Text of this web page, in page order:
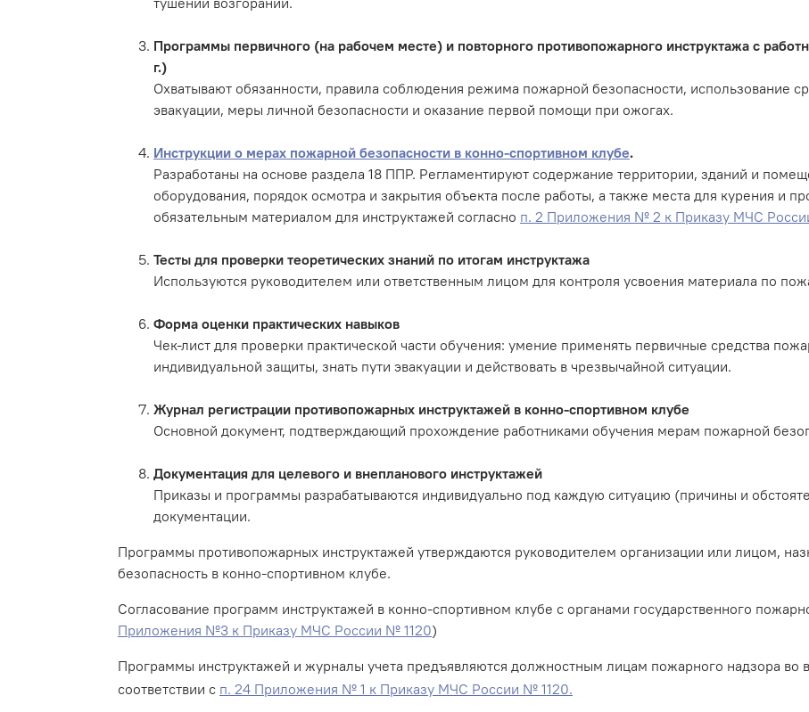
Программы первичного (на рабочем месте) и повторного противопожарного инструктажа с
г.)
Охватывают обязанности, правила соблюдения режима пожарной безопасности, использование
эвакуации, меры личной безопасности и оказание первой помощи при ожогах.
Инструкции о мерах пожарной безопасности в конно-спортивном клубе.
Разработаны на основе раздела 18 ППР. Регламентируют содержание территории, зданий и
оборудования, порядок осмотра и закрытия объекта после работы, а также места для курения и
обязательным материалом для инструктажей согласно п. 2 Приложения № 2 к Приказу МЧС
Тесты для проверки теоретических знаний по итогам инструктажа
Используются руководителем или ответственным лицом для контроля усвоения материала по
Форма оценки практических навыков
Чек-лист для проверки практической части обучения: умение применять первичные средства
индивидуальной защиты, знать пути эвакуации и действовать в чрезвычайной ситуации.
Журнал регистрации противопожарных инструктажей в конно-спортивном клубе
Основной документ, подтверждающий прохождение работниками обучения мерам пожарной
Документация для целевого и внепланового инструктажей
Приказы и программы разрабатываются индивидуально под каждую ситуацию (причины и
документации.
Программы противопожарных инструктажей утверждаются руководителем организации или лицом,
безопасность в конно-спортивном клубе.
Согласование программ инструктажей в конно-спортивном клубе с органами государственного
Приложения №3 к Приказу МЧС России № 1120)
Программы инструктажей и журналы учета предъявляются должностным лицам пожарного надзора во
соответствии с п. 24 Приложения № 1 к Приказу МЧС России № 1120.